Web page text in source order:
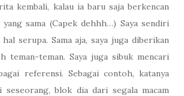
kembali, kalau ia baru saja berkencan
sama (Capek dehhh…) Saya sendiri
serupa. Sama aja, saya juga diberikan
teman-teman. Saya juga sibuk mencari
referensi. Sebagai contoh, katanya
seseorang, blok dia dari segala macam